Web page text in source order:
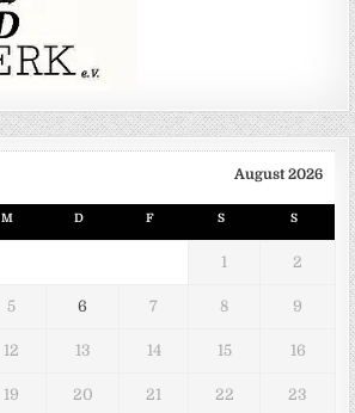
August 2026
M D F S S
1 2
5 6 7 8 9
12 13 14 15 16
19 20 21 22 23